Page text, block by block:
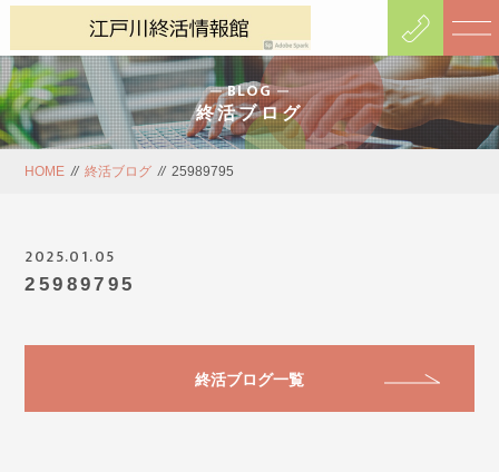
BLOG
終活ブログ
HOME // 終活ブログ // 25989795
2025.01.05
25989795
終活ブログ一覧